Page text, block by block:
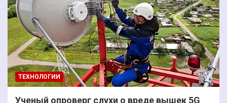
ТЕХНОЛОГИИ
Ученый опроверг слухи о вреде вышек 5G